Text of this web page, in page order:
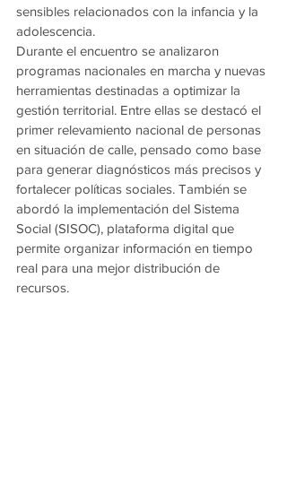
sensibles relacionados con la infancia y la
adolescencia.
Durante el encuentro se analizaron
programas nacionales en marcha y nuevas
herramientas destinadas a optimizar la
gestión territorial. Entre ellas se destacó el
primer relevamiento nacional de personas
en situación de calle, pensado como base
para generar diagnósticos más precisos y
fortalecer políticas sociales. También se
abordó la implementación del Sistema
Social (SISOC), plataforma digital que
permite organizar información en tiempo
real para una mejor distribución de
recursos.